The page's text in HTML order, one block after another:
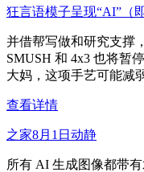
狂言语模子呈现“AI”（
并借帮写做和研究支撑
SMUSH 和 4x3 也将暂
大妈，这项手艺可能减
查看详情
之家8月1日动静
所有 AI 生成图像都带